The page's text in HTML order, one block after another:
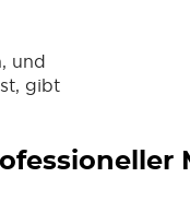
und
gibt